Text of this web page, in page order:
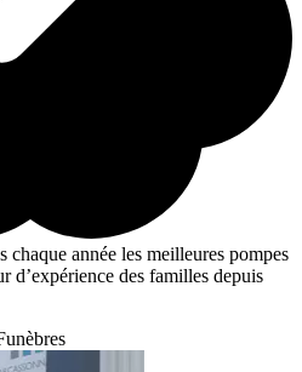
année les meilleures pompes
d’expérience des familles depuis